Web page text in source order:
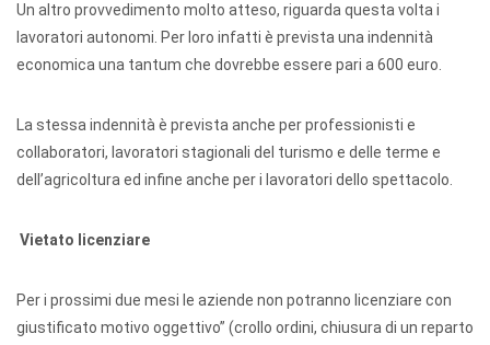
Un altro provvedimento molto atteso, riguarda questa volta i
lavoratori autonomi. Per loro infatti è prevista una indennità
economica una tantum che dovrebbe essere pari a 600 euro.
La stessa indennità è prevista anche per professionisti e
collaboratori, lavoratori stagionali del turismo e delle terme e
dell’agricoltura ed infine anche per i lavoratori dello spettacolo.
Vietato licenziare
Per i prossimi due mesi le aziende non potranno licenziare con
giustificato motivo oggettivo” (crollo ordini, chiusura di un reparto